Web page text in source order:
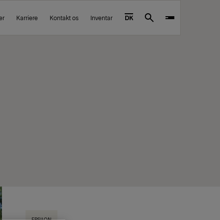
Karriere Kontakt os Inventar DK Search